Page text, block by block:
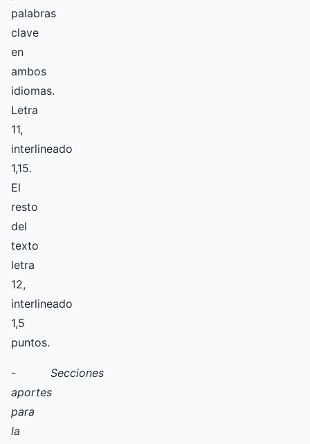
palabras
clave
en
ambos
idiomas.
Letra
11,
interlineado
1,15.
El
resto
del
texto
letra
12,
interlineado
1,5
puntos.
- Secciones
aportes
para
la